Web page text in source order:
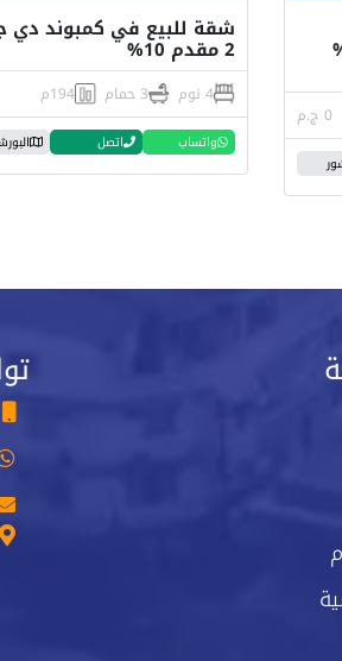
10%
0 ج.م
شقة للبيع في كمبوند دي
2 مقدم 10%
4 نوم 3 حمام 194م
واتساب اتصل